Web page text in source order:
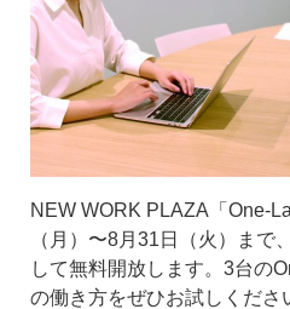
NEW WORK PLAZA「One-
（月）〜8月31日（火）まで
して無料開放します。3台の
の働き方をぜひお試しくださ